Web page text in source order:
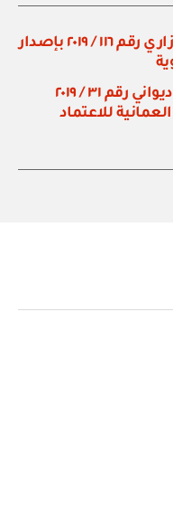
هيئة تنظيم الاتصالات: قرار وزاري رقم ١١٦ / ٢٠١٩ بإصدار
ديوان البلاط السلطاني: قرار ديواني رقم ٣١ / ٢٠١٩
للاعتماد